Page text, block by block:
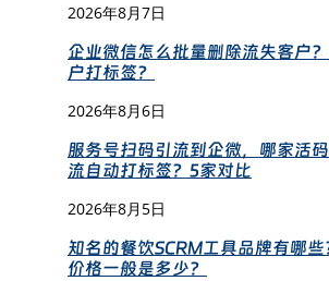
2026年8月7日
企业微信怎么批量删除流失客户
户打标签？
2026年8月6日
服务号扫码引流到企微，哪家活
流自动打标签？5家对比
2026年8月5日
知名的餐饮SCRM工具品牌有哪
价格一般是多少？